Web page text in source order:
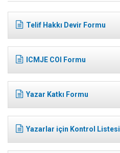
Telif Hakkı Devir Formu
ICMJE COI Formu
Yazar Katkı Formu
Yazarlar için Kontrol Listesi